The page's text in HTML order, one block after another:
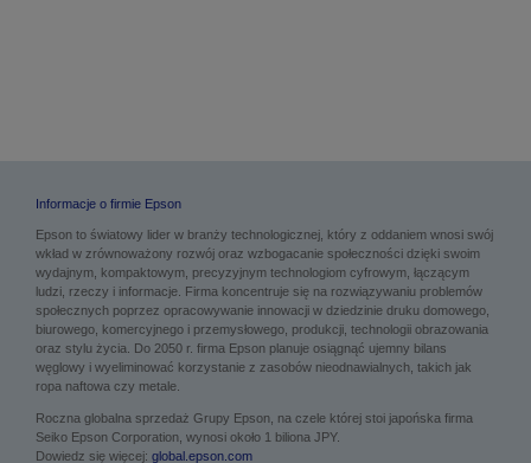
Informacje o firmie Epson
Epson to światowy lider w branży technologicznej, który z oddaniem wnosi swój
wkład w zrównoważony rozwój oraz wzbogacanie społeczności dzięki swoim
wydajnym, kompaktowym, precyzyjnym technologiom cyfrowym, łączącym
ludzi, rzeczy i informacje. Firma koncentruje się na rozwiązywaniu problemów
społecznych poprzez opracowywanie innowacji w dziedzinie druku domowego,
biurowego, komercyjnego i przemysłowego, produkcji, technologii obrazowania
oraz stylu życia. Do 2050 r. firma Epson planuje osiągnąć ujemny bilans
węglowy i wyeliminować korzystanie z zasobów nieodnawialnych, takich jak
ropa naftowa czy metale.
Roczna globalna sprzedaż Grupy Epson, na czele której stoi japońska firma
Seiko Epson Corporation, wynosi około 1 biliona JPY.
Dowiedz się więcej: global.epson.com